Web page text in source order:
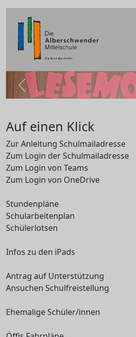
zurück
Auf einen Klick
Zur Anleitung Schulmailadresse
Zum Login der Schulmailadresse
Zum Login von Teams
Zum Login von OneDrive
Stundenpläne
Schularbeitenplan
Schülerlotsen
Infos zu den iPads
Antrag auf Unterstützung
Ansuchen Schulfreistellung
Ehemalige Schüler/innen